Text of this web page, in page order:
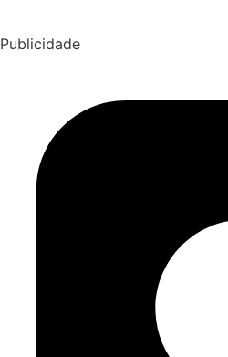
Publicidade